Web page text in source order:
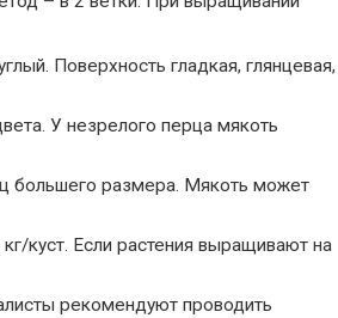
Поверхность гладкая, глянцевая,
У незрелого перца мякоть
большего размера. Мякоть может
куст. Если растения выращивают на
рекомендуют проводить